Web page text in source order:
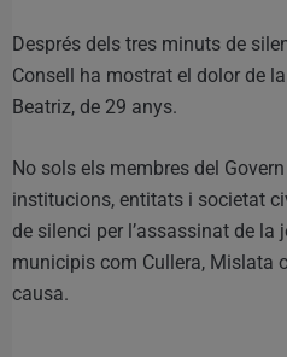
Després dels tres minuts de
Consell ha mostrat el dolor de
Beatriz, de 29 anys.
No sols els membres del
institucions, entitats i societat
de silenci per l’assassinat de la
municipis com Cullera, Mislata
causa.